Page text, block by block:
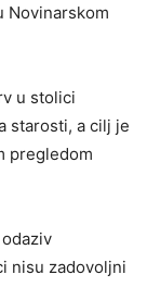
Novinarskom
u stolici
starosti, a cilj je
pregledom
nisu zadovoljni